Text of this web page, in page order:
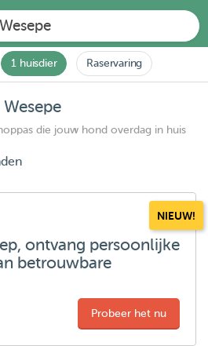
Wesepe
1 huisdier Raservaring
die jouw hond overdag in huis
NIEUW!
ontvang persoonlijke
betrouwbare
Probeer het nu